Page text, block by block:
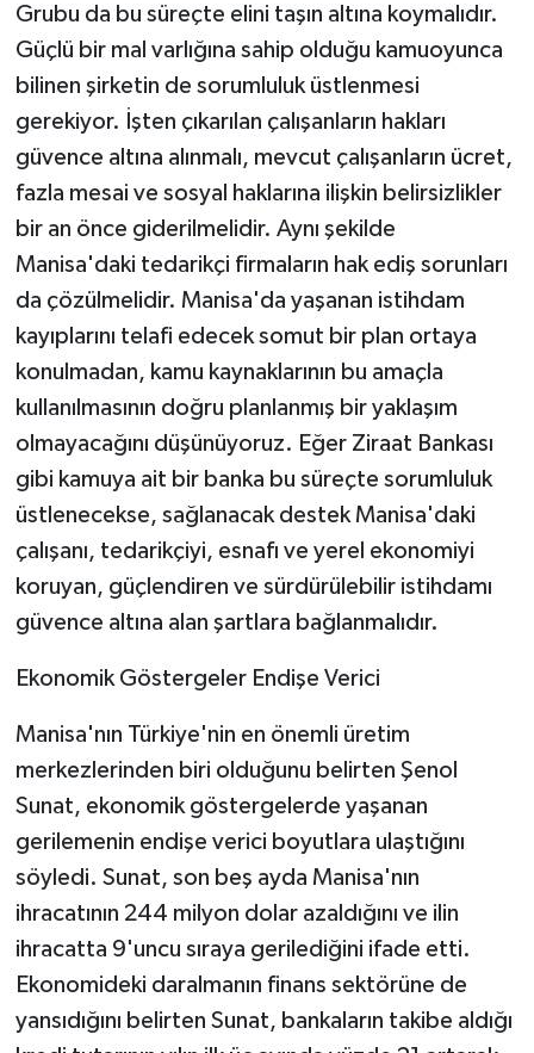
Grubu da bu süreçte elini taşın altına koymalıdır.
Güçlü bir mal varlığına sahip olduğu kamuoyunca
bilinen şirketin de sorumluluk üstlenmesi
gerekiyor. İşten çıkarılan çalışanların hakları
güvence altına alınmalı, mevcut çalışanların ücret,
fazla mesai ve sosyal haklarına ilişkin belirsizlikler
bir an önce giderilmelidir. Aynı şekilde
Manisa'daki tedarikçi firmaların hak ediş sorunları
da çözülmelidir. Manisa'da yaşanan istihdam
kayıplarını telafi edecek somut bir plan ortaya
konulmadan, kamu kaynaklarının bu amaçla
kullanılmasının doğru planlanmış bir yaklaşım
olmayacağını düşünüyoruz. Eğer Ziraat Bankası
gibi kamuya ait bir banka bu süreçte sorumluluk
üstlenecekse, sağlanacak destek Manisa'daki
çalışanı, tedarikçiyi, esnafı ve yerel ekonomiyi
koruyan, güçlendiren ve sürdürülebilir istihdamı
güvence altına alan şartlara bağlanmalıdır.
Ekonomik Göstergeler Endişe Verici
Manisa'nın Türkiye'nin en önemli üretim
merkezlerinden biri olduğunu belirten Şenol
Sunat, ekonomik göstergelerde yaşanan
gerilemenin endişe verici boyutlara ulaştığını
söyledi. Sunat, son beş ayda Manisa'nın
ihracatının 244 milyon dolar azaldığını ve ilin
ihracatta 9'uncu sıraya gerilediğini ifade etti.
Ekonomideki daralmanın finans sektörüne de
yansıdığını belirten Sunat, bankaların takibe aldığı